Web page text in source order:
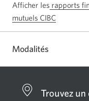
Afficher les rapports
mutuels CIBC
Modalités
masquerTrouvez un